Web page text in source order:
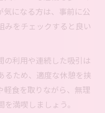
気になる方は、事前に公
みをチェックすると良い
の利用や連続した吸引は
るため、適度な休憩を挟
軽食を取りながら、無理
満喫しましょう。